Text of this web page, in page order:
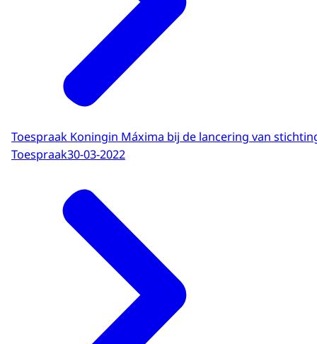
Toespraak Koningin Máxima bij de lancering van
Toespraak30-03-2022